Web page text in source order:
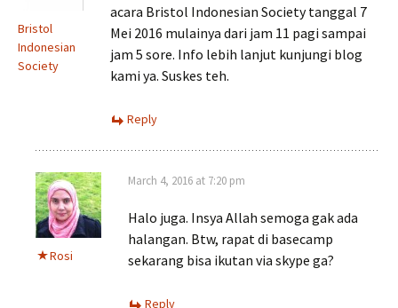
Bristol
Indonesian
Society
acara Bristol Indonesian Society tanggal 7
Mei 2016 mulainya dari jam 11 pagi sampai
jam 5 sore. Info lebih lanjut kunjungi blog
kami ya. Suskes teh.
Reply
Rosi
March 4, 2016 at 7:20 pm
Halo juga. Insya Allah semoga gak ada
halangan. Btw, rapat di basecamp
sekarang bisa ikutan via skype ga?
Reply